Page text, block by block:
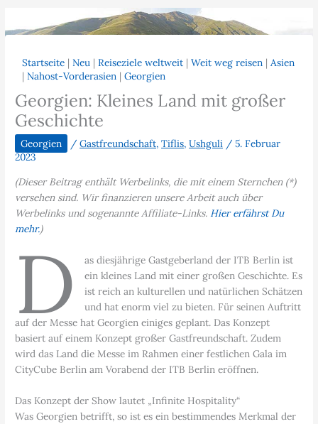
Startseite |Neu |Reiseziele weltweit |Weit weg reisen |Asien
|Nahost-Vorderasien |Georgien
Georgien: Kleines Land mit großer
Geschichte
Georgien /Gastfreundschaft,Tiflis,Ushguli /5. Februar
2023
(Dieser Beitrag enthält Werbelinks, die mit einem Sternchen (*)
versehen sind. Wir finanzieren unsere Arbeit auch über
Werbelinks und sogenannte Affiliate-Links. Hier erfährst Du
mehr.)
D
as diesjährige Gastgeberland der ITB Berlin ist
ein kleines Land mit einer großen Geschichte. Es
ist reich an kulturellen und natürlichen Schätzen
und hat enorm viel zu bieten. Für seinen Auftritt
auf der Messe hat Georgien einiges geplant. Das Konzept
basiert auf einem Konzept großer Gastfreundschaft. Zudem
wird das Land die Messe im Rahmen einer festlichen Gala im
CityCube Berlin am Vorabend der ITB Berlin eröffnen.
Das Konzept der Show lautet „Infinite Hospitality“
Was Georgien betrifft, so ist es ein bestimmendes Merkmal der